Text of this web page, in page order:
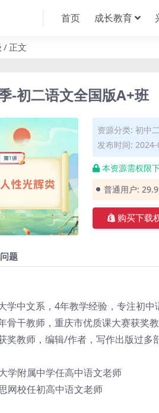
首页 成长教育
正文
-初二语文全国版A+班
资源分类: 初中
发布时间: 2024-
本资源需权限
普通用户:
购买下载
题
学中文系，4年教学经验，专注初中
骨干教师，重庆市优质课大赛获奖教
奖教师，编辑/作者，写作出版过多
学附属中学任高中语文老师
网校任初高中语文老师